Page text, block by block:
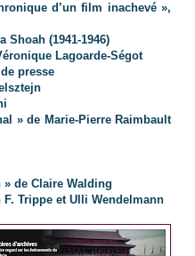
d’un film inachevé »,
Shoah (1941-1946)
Lagoarde-Ségot
presse
» de Marie-Pierre Raimbault
de Claire Walding
Trippe et Ulli Wendelmann